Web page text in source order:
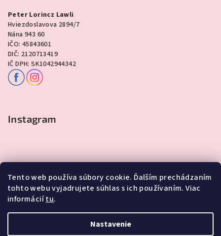
Tento web používa súbory cookie. Ďalším prechádzaním
tohto webu vyjadrujete súhlas s ich používaním. Viac
informáciítu.
Nastavenie
Peter Lorincz Lawli
Hviezdoslavova 2894/7
Nána 943 60
IČO: 45843601
DIČ: 2120713419
IČ DPH: SK1042944342
Instagram
Sledovať na Instagrame